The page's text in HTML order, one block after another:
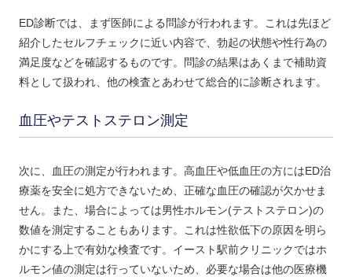
ED診断では、まず医師による問診が行われます。これは先ほど
紹介したセルフチェックに近い内容で、勃起の状態や性行為の
満足度などを確認するものです。問診の結果はあくまで補助資
料として扱われ、他の検査とあわせて総合的に診断されます。
血圧やテストステロン測定
次に、血圧の測定が行われます。高血圧や低血圧の方にはED治
療薬を安全に処方できないため、正確な血圧の確認が欠かせま
せん。また、場合によっては男性ホルモン(テストステロン)の
数値を測定することもあります。これは性欲低下の原因を明ら
かにする上で有効な検査です。イースト駅前クリニックではホ
ルモン値の測定は行っていないため、必要な場合は他の医療機